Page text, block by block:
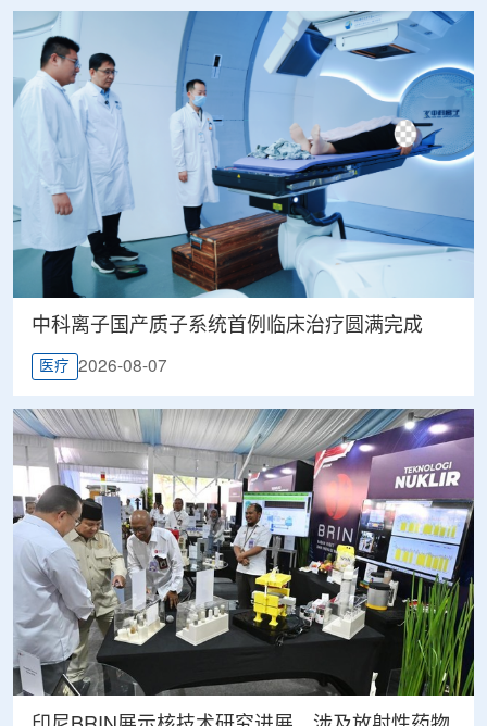
中科离子国产质子系统首例临床治疗圆满完成
医疗 2026-08-07